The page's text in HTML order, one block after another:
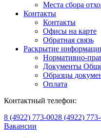
Места сбора
Контакты
Контакты
Офисы на карте
Обратная связь
Раскрытие
Нормативно-
Документы
Образцы
Оплата
Контактный телефон:
8 (4922) 773-0028 (4922)
Вакансии